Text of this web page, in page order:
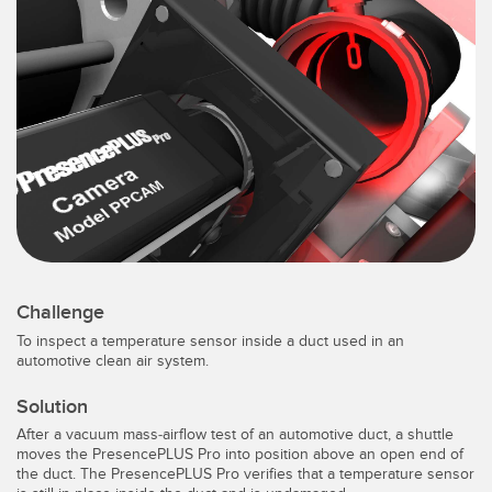
SENSORES
Sensores Fotoelétricos
Medição de Distância a Laser
Barreiras de Medição
3D Time of Flight
Sensores de Radar
Sensores Ultrassônicos
Amplificadores de Fibra Óptica
Slot, Label, and Area Detection Sensors
Sensores de Marca de Registro, Cor e Luminescência
IIOT E FÁBRICA INTELIGENTE
Chamada para Reposição de Peças, Serviços ou Coleta de
Paletes
Comunicação na Fábrica
Detecção da Primeira Borda
Manutenção Preditiva
Manutenção Preditiva
Monitoramento das Condições para Manutenção Preditiva e
Monitoramento Remoto
Overall Equipment Effectiveness (OEE)
Challenge
To inspect a temperature sensor inside a duct used in an
automotive clean air system.
Solution
After a vacuum mass-airflow test of an automotive duct, a shuttle
moves the PresencePLUS Pro into position above an open end of
the duct. The PresencePLUS Pro verifies that a temperature sensor